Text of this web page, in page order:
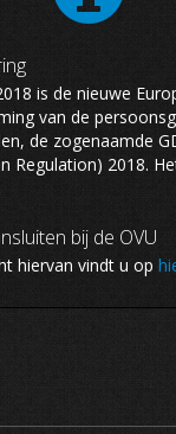
is de nieuwe
van de
de zogenaamde
Regulation) 2018.
bij de OVU
hiervan vindt u op